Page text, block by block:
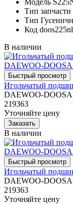
Тип запчасти
Тип
Код
В наличии
Игольчатый
DAEWOO-
219363
Уточняйте цену
В наличии
Игольчатый
DAEWOO-
219363
Уточняйте цену